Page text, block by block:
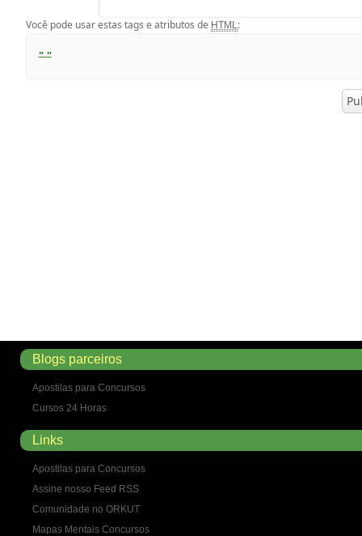
Você pode usar estas tags e atributos de HTML :
Blogs parceiros
Apostilas para Concursos
Cursos 24 Horas
Links
Apostilas para Concursos
Assine nosso Feed RSS
Comunidade no ORKUT
Mapas Mentais Concursos